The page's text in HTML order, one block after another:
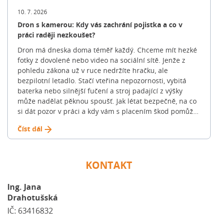
trvat týdny i měsíce. Nespěchejte a projděte si více
nabídek na trhu, abyste získali reálný přehled o cenách
v dané lokalitě. 3. Nezávazné ověření výše hypotéky:
Kolik si můžete dovolit? Banky standardně neposkytují
100% hypotéky. Běžně financují do 70-80 % hodnoty
nemovitosti (u žadatelů do 36 let často až do 90 %).
Zbývající část musíte dofinancovat z vlastních úspor, […]
Článek Jak na novou hypotéku: Celý proces krok za
krokem se nejdříve objevil na Blog FinGO.cz.
10. 7. 2026
Dron s kamerou: Kdy vás zachrání pojistka a co v
práci raději nezkoušet?
Dron má dneska doma téměř každý. Chceme mít hezké
fotky z dovolené nebo video na sociální sítě. Jenže z
pohledu zákona už v ruce nedržíte hračku, ale
bezpilotní letadlo. Stačí vteřina nepozornosti, vybitá
baterka nebo silnější fučení a stroj padající z výšky
může nadělat pěknou spoušť. Jak létat bezpečně, na co
si dát pozor v práci a kdy vám s placením škod pomůže
pravidla, která v roce 2026 platí v ČR i v unii. Jaké škody
dron nejčastěji způsobí? Když se dron vymkne kontrole,
Pojišťovny nejčastěji řeší tyto tři situace: 🟠 Příklad z
Pád na kapotu zánovního SUV pak majitele vyjde klidně
na sto tisíc korun. Velké srovnání pojišťoven: Kdo dron
kryje a kdo ne? U dronu můžete pojistit dvě věci: stroj
samotný (havarijní pojištění) a škody, které způsobíte
Číst dál
KONTAKT
Ing. Jana
Drahotušská
IČ: 63416832